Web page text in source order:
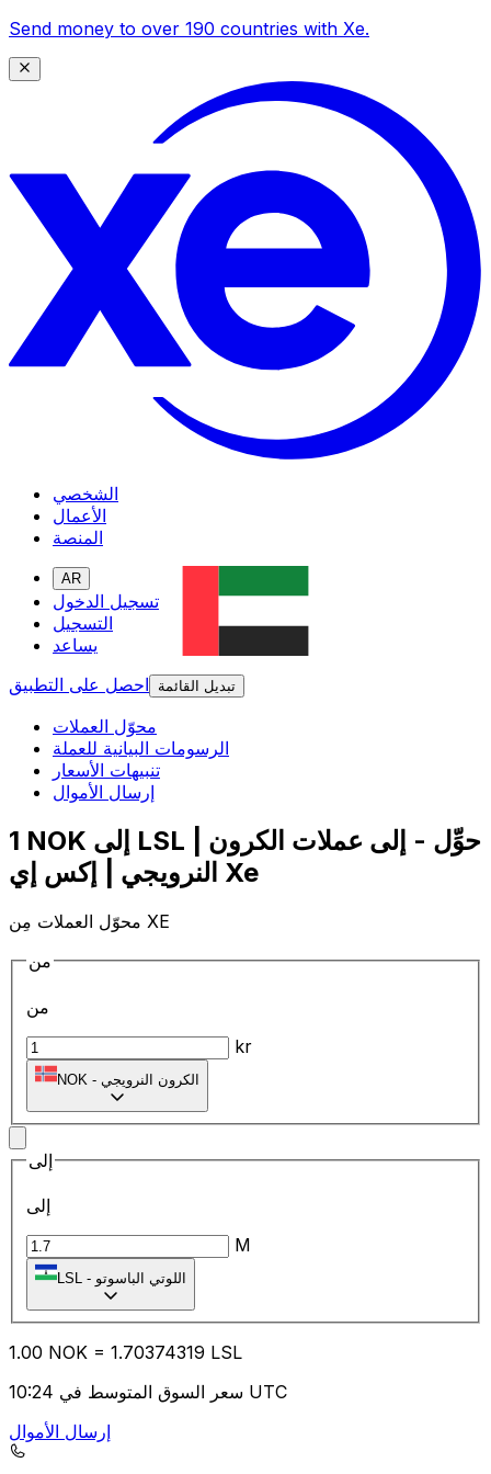
Send money to over 190 countries with Xe.
الشخصي
الأعمال
المنصة
AR
تسجيل الدخول
التسجيل
يساعد
احصل على التطبيق
تبديل القائمة
محوّل العملات
الرسومات البيانية للعملة
تنبيهات الأسعار
إرسال الأموال
1 NOK إلى LSL | حوِّل - إلى عملات الكرون
النرويجي | إكس إي Xe
محوّل العملات مِن XE
من
من
kr
NOK - الكرون النرويجي
إلى
إلى
M
LSL - اللوتي الباسوتو
1.00 NOK = 1.70374319 LSL
سعر السوق المتوسط في 10:24 UTC
إرسال الأموال